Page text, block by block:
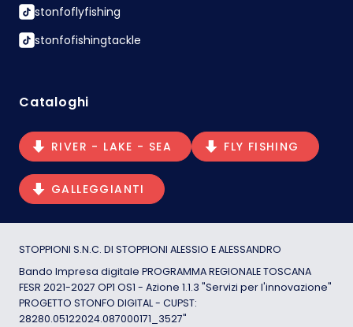
stonfoflyfishing
stonfofishingtackle
Cataloghi
RIVER - LAKE - SEA FLY FISHING
GALLEGGIANTI
STOPPIONI S.N.C. DI STOPPIONI ALESSIO E ALESSANDRO
Bando Impresa digitale PROGRAMMA REGIONALE TOSCANA
FESR 2021-2027 OP1 OS1 - Azione 1.1.3 "Servizi per l'innovazione"
PROGETTO STONFO DIGITAL - CUPST:
28280.05122024.087000171_3527"